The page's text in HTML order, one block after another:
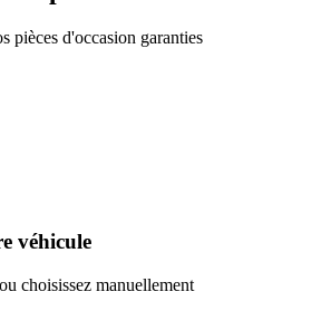
pièces d'occasion garanties
véhicule
choisissez manuellement